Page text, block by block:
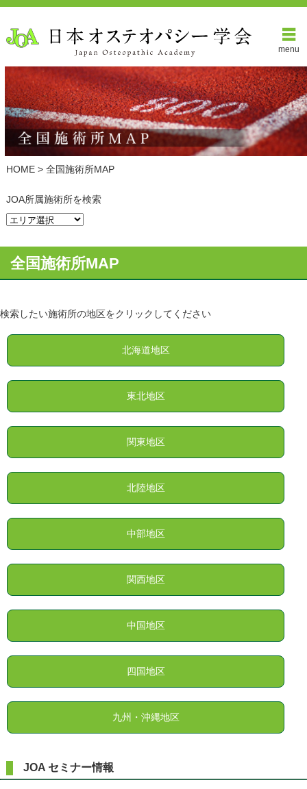
menu
HOME> 全国施術所MAP
JOA所属施術所を検索
全国施術所MAP
検索したい施術所の地区をクリックしてください
北海道地区
東北地区
関東地区
北陸地区
中部地区
関西地区
中国地区
四国地区
九州・沖縄地区
JOA セミナー情報